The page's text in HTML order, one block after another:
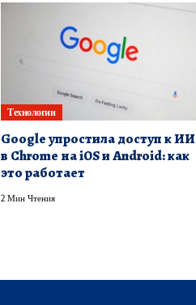
Технологии
Google упростила доступ к ИИ
в Chrome на iOS и Android: как
это работает
2 Мин Чтения